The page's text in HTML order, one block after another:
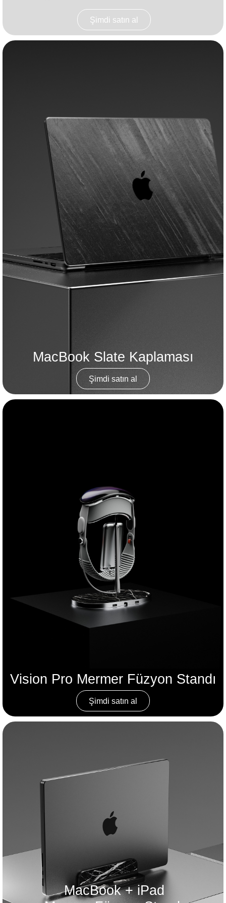
Şimdi satın al
MacBook Slate Kaplaması
Şimdi satın al
Vision Pro Mermer Füzyon Standı
Şimdi satın al
MacBook + iPad